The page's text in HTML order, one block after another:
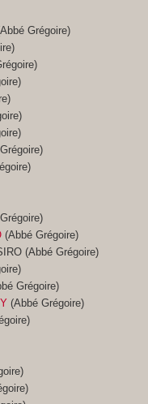
Grégoire)
(Abbé Grégoire)
(Abbé Grégoire)
Grégoire)
(Abbé Grégoire)